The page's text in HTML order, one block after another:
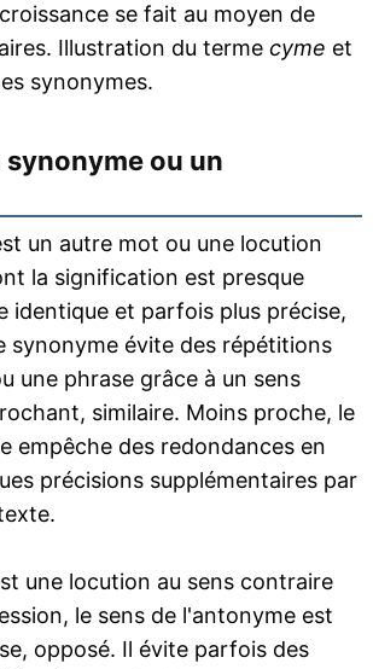
se fait au moyen de
Illustration du terme cyme et
synonymes.
ou un
un autre mot ou une locution
la signification est presque
identique et parfois plus précise,
synonyme évite des répétitions
une phrase grâce à un sens
similaire. Moins proche, le
empêche des redondances en
précisions supplémentaires par
une locution au sens contraire
le sens de l'antonyme est
opposé. Il évite parfois des